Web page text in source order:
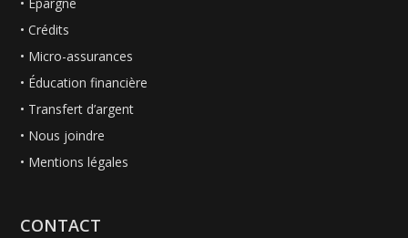
•Crédits
• Micro-assurances
• Éducation financière
• Transfert d’argent
• Nous joindre
• Mentions légales
CONTACT